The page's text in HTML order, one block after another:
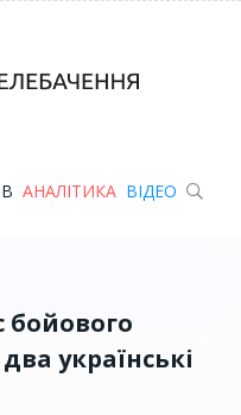
АНАЛІТИКА ВІДЕО
бойового
українські